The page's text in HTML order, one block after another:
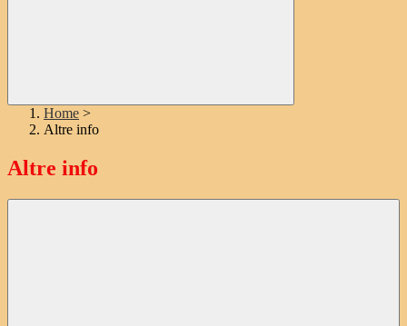
Home >
Altre info
Altre info